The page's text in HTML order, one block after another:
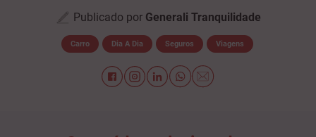
Publicado por Generali Tranquilidade
Carro Dia A Dia Seguros Viagens